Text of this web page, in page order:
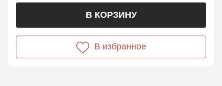
В КОРЗИНУ
В избранное